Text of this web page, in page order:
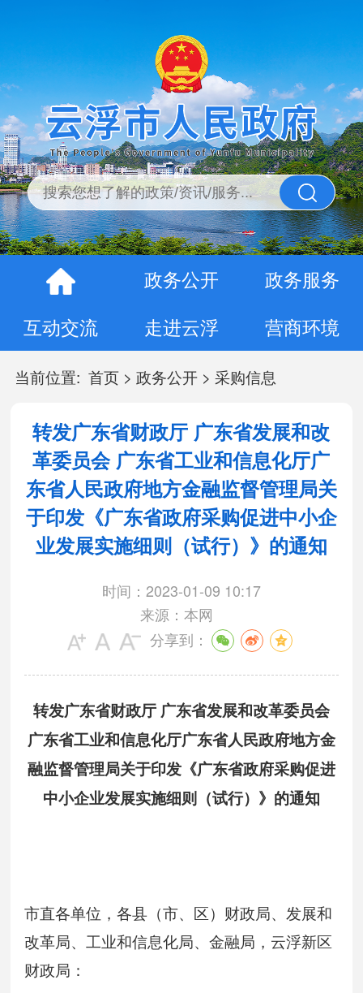
政务公开
政务服务
互动交流
走进云浮 营商环境
当前位置: 首页> 政务公开> 采购信息
转发广东省财政厅 广东省发展和改
革委员会 广东省工业和信息化厅广
东省人民政府地方金融监督管理局关
于印发《广东省政府采购促进中小企
业发展实施细则（试行）》的通知
时间：2023-01-09 10:17
来源：本网
分享到：
转发广东省财政厅 广东省发展和改革委员会
广东省工业和信息化厅广东省人民政府地方金
融监督管理局关于印发《广东省政府采购促进
中小企业发展实施细则（试行）》的通知
市直各单位，各县（市、区）财政局、发展和
改革局、工业和信息化局、金融局，云浮新区
财政局：